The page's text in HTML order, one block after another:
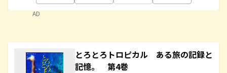
AD
とろとろトロピカル ある旅の記録と
記憶。 第4巻